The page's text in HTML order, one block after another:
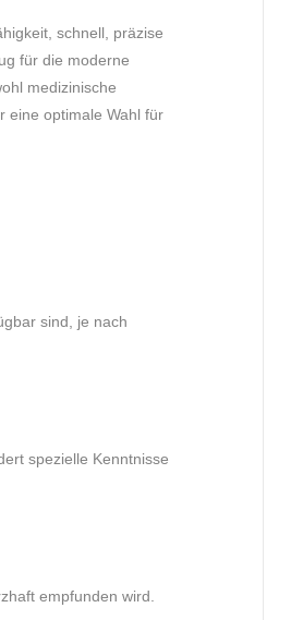
schnell, präzise
für die moderne
medizinische
eine optimale Wahl für
sind, je nach
spezielle Kenntnisse
empfunden wird.